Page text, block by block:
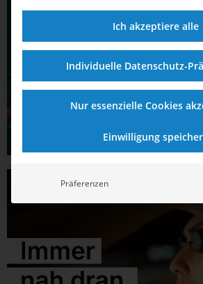
Ich akzeptiere alle
Individuelle Datenschutz-
Nur essenzielle Cookies
Einwilligung
Präferenzen